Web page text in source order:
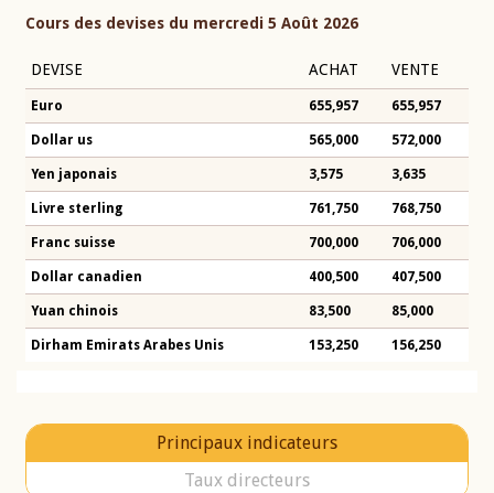
Cours des devises du mercredi 5 Août 2026
DEVISE ACHAT VENTE
Euro 655,957 655,957
Dollar us 565,000 572,000
Yen japonais 3,575 3,635
Livre sterling 761,750 768,750
Franc suisse 700,000 706,000
Dollar canadien 400,500 407,500
Yuan chinois 83,500 85,000
Dirham Emirats Arabes Unis 153,250 156,250
Principaux indicateurs
Taux directeurs